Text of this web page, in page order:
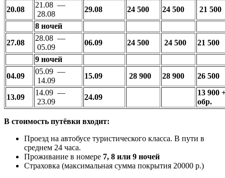
20.08
21.08 —
28.08
29.08 24 500 24 500
21 500
8 ночей
27.08
28.08 —
05.09
06.09 24 500 24 500
21 500
9 ночей
04.09
05.09 —
14.09
15.09 28 900 28 900 26 500
13.09
14.09 —
23.09
24.09
13 900
обр.
В стоимость путёвки входит:
Проезд на автобусе туристического класса. В пути в
среднем 24 часа.
Проживание в номере 7, 8 или 9 ночей
Страховка (максимальная сумма покрытия 20000 р.)